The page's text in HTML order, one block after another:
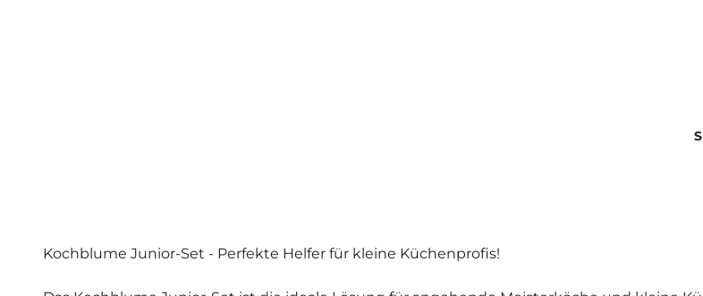
Kochblume Junior-Set - Perfekte Helfer für kleine Küchenprofis!